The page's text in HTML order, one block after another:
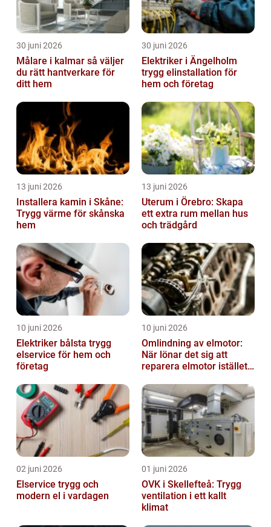
30 juni 2026
Målare i kalmar så väljer
du rätt hantverkare för
ditt hem
30 juni 2026
Elektriker i Ängelholm
trygg elinstallation för
hem och företag
13 juni 2026
Installera kamin i Skåne:
Trygg värme för skånska
hem
13 juni 2026
Uterum i Örebro: Skapa
ett extra rum mellan hus
och trädgård
10 juni 2026
Elektriker bålsta trygg
elservice för hem och
företag
10 juni 2026
Omlindning av elmotor:
När lönar det sig att
reparera elmotor istället
02 juni 2026
Elservice trygg och
modern el i vardagen
01 juni 2026
OVK i Skellefteå: Trygg
ventilation i ett kallt
klimat